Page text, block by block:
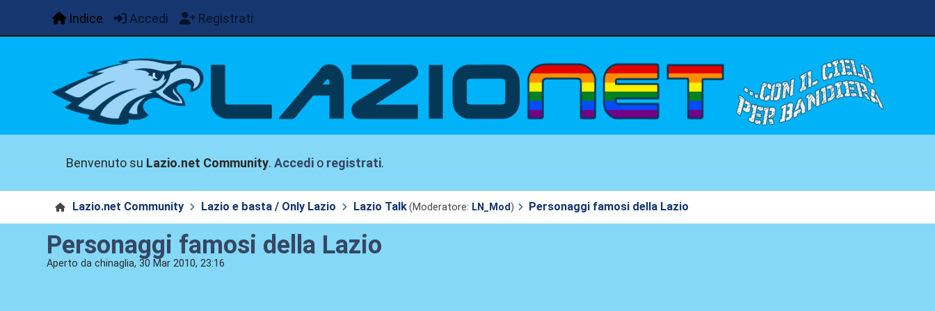
Indice Accedi Registrati
Benvenuto su Lazio.net Community.Accedi o registrati.
Lazio.net Community Lazio e basta / Only Lazio Lazio Talk(Moderatore: LN_Mod) Personaggi famosi della Lazio
Personaggi famosi della Lazio
Aperto da chinaglia, 30 Mar 2010, 23:16